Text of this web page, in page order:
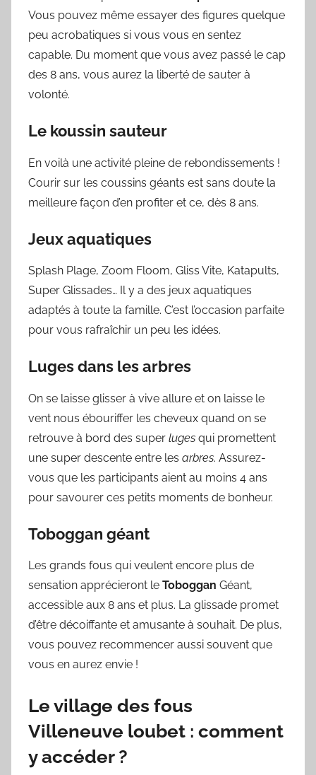
Vous pouvez même essayer des figures quelque
peu acrobatiques si vous vous en sentez
capable. Du moment que vous avez passé le cap
des 8 ans, vous aurez la liberté de sauter à
volonté.
Le koussin sauteur
En voilà une activité pleine de rebondissements !
Courir sur les coussins géants est sans doute la
meilleure façon d’en profiter et ce, dès 8 ans.
Jeux aquatiques
Splash Plage, Zoom Floom, Gliss Vite, Katapults,
Super Glissades… Il y a des jeux aquatiques
adaptés à toute la famille. C’est l’occasion parfaite
pour vous rafraîchir un peu les idées.
Luges dans les arbres
On se laisse glisser à vive allure et on laisse le
vent nous ébouriffer les cheveux quand on se
retrouve à bord des super luges qui promettent
une super descente entre les arbres. Assurez-
vous que les participants aient au moins 4 ans
pour savourer ces petits moments de bonheur.
Toboggan géant
Les grands fous qui veulent encore plus de
sensation apprécieront le Toboggan Géant,
accessible aux 8 ans et plus. La glissade promet
d’être décoiffante et amusante à souhait. De plus,
vous pouvez recommencer aussi souvent que
vous en aurez envie !
Le village des fous
Villeneuve loubet : comment
y accéder ?